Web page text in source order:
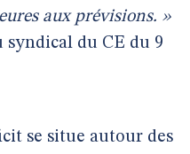
aux prévisions. »
du CE du 9
se situe autour des